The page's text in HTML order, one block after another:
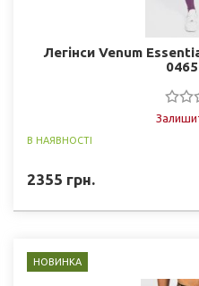
Легінси Venum
В НАЯВНОСТІ
2355 грн.
НОВИНКА